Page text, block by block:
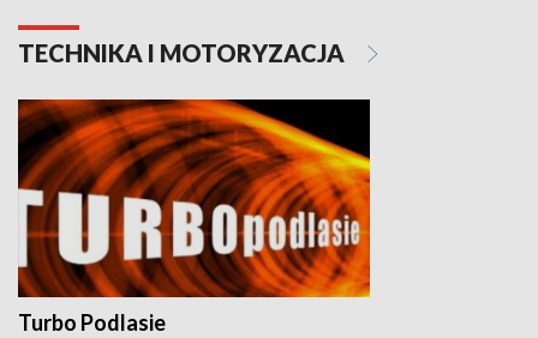
TECHNIKA I MOTORYZACJA
Turbo Podlasie